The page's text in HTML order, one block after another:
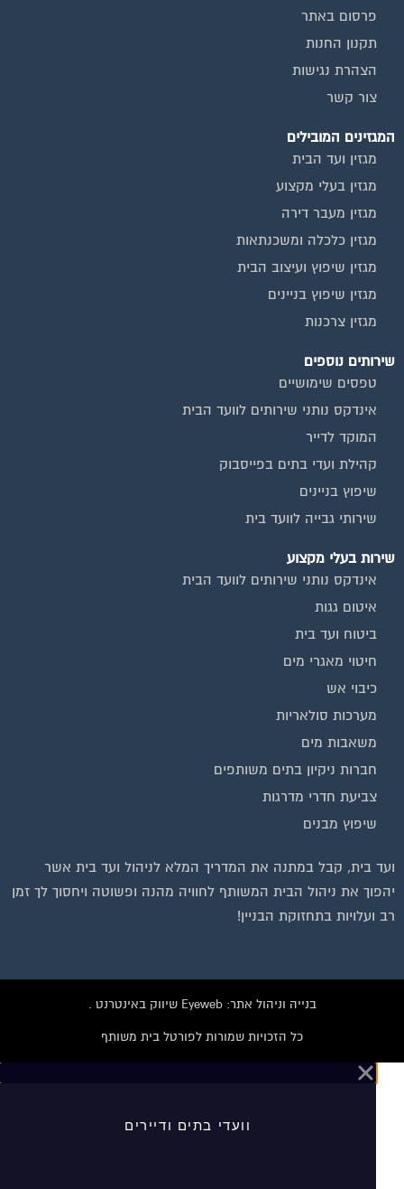
פרסום באתר
תקנון החנות
הצהרת נגישות
צור קשר
המגזינים המובילים
מגזין ועד הבית
מגזין בעלי מקצוע
מגזין מעבר דירה
מגזין כלכלה ומשכנתאות
מגזין שיפוץ ועיצוב הבית
מגזין שיפוץ בניינים
מגזין צרכנות
שירותים נוספים
טפסים שימושיים
אינדקס נותני שירותים לוועד הבית
המוקד לדייר
קהילת ועדי בתים בפייסבוק
שיפוץ בניינים
שירותי גבייה לוועד בית
שירות בעלי מקצוע
אינדקס נותני שירותים לוועד הבית
איטום גגות
ביטוח ועד בית
חיטוי מאגרי מים
כיבוי אש
מערכות סולאריות
משאבות מים
חברות ניקיון בתים משותפים
צביעת חדרי מדרגות
שיפוץ מבנים
ועד בית, קבל במתנה את המדריך המלא לניהול ועד בית אשר
יהפוך את ניהול הבית המשותף לחוויה מהנה ופשוטה ויחסוך לך זמן
רב ועלויות בתחזוקת הבניין!
בנייה וניהול אתר: Eyeweb שיווק באינטרנט .
כל הזכויות שמורות לפורטל בית משותף
וועדי בתים ודיירים